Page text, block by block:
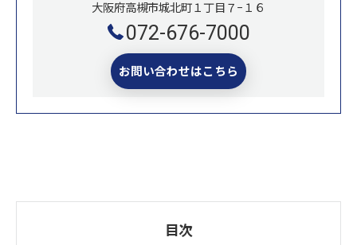
大阪府高槻市城北町１丁目７−１６
072-676-7000
お問い合わせはこちら
目次